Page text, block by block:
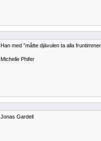
Han med ”måtte djävulen ta alla
Michelle Phifer
Jonas Gardell